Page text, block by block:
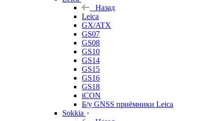
Назад
Leica
GX/ATX
GS07
GS08
GS10
GS14
GS15
GS16
GS18
iCON
Б/у GNSS приёмники Leica
Sokkia